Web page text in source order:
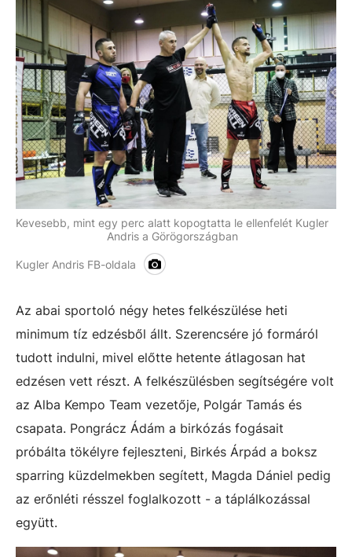
Kevesebb, mint egy perc alatt kopogtatta le ellenfelét Kugler
Andris a Görögországban
Kugler Andris FB-oldala
Az abai sportoló négy hetes felkészülése heti
minimum tíz edzésből állt. Szerencsére jó formáról
tudott indulni, mivel előtte hetente átlagosan hat
edzésen vett részt. A felkészülésben segítségére volt
az Alba Kempo Team vezetője, Polgár Tamás és
csapata. Pongrácz Ádám a birkózás fogásait
próbálta tökélyre fejleszteni, Birkés Árpád a boksz
sparring küzdelmekben segített, Magda Dániel pedig
az erőnléti résszel foglalkozott - a táplálkozással
együtt.